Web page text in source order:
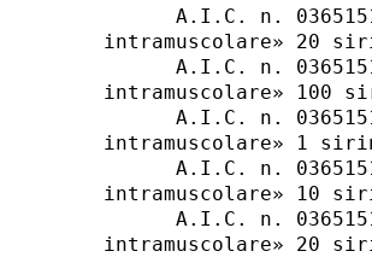
A.I.C. n.
intramuscolare» 20
A.I.C. n.
intramuscolare» 100
A.I.C. n.
intramuscolare» 1
A.I.C. n.
intramuscolare» 10
A.I.C. n.
intramuscolare» 20